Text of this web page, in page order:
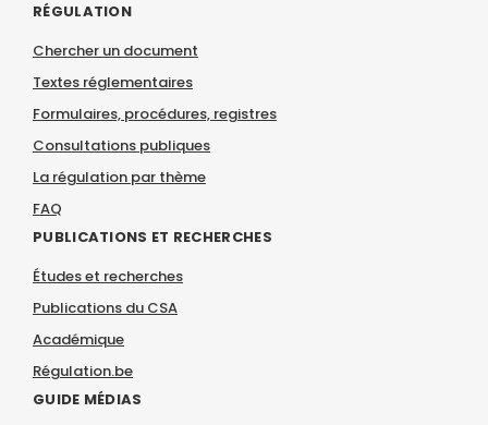
RÉGULATION
Chercher un document
Textes réglementaires
Formulaires, procédures, registres
Consultations publiques
La régulation par thème
FAQ
PUBLICATIONS ET RECHERCHES
Études et recherches
Publications du CSA
Académique
Régulation.be
GUIDE MÉDIAS